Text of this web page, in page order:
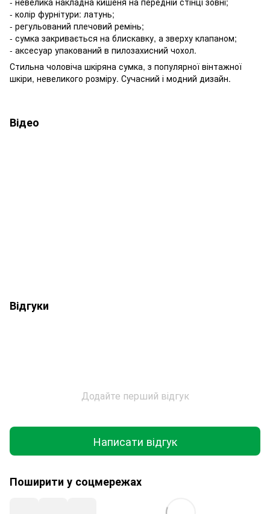
- колір фурнітури: латунь;
- регульований плечовий ремінь;
- сумка закривається на блискавку, а зверху клапаном;
- аксесуар упакований в пилозахисний чохол.
Стильна чоловіча шкіряна сумка, з популярної вінтажної
шкіри, невеликого розміру. Сучасний і модний дизайн.
Відео
Відгуки
Додайте перший відгук
Написати відгук
Поширити у соцмережах